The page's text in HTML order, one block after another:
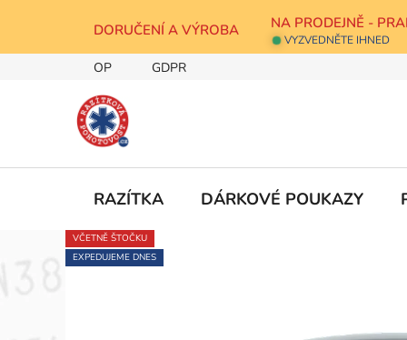
obsah
DORUČENÍ A VÝROBA NA PRODEJNĚ -
VYZVEDNĚTE IHNED
OP GDPR
RAZÍTKA DÁRKOVÉ POUKAZY
VČETNĚ ŠTOČKU
EXPEDUJEME DNES